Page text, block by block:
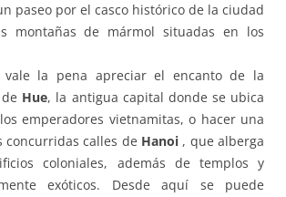
paseo por el casco histórico de la ciudad
montañas de mármol situadas en los
vale la pena apreciar el encanto de la
Hue, la antigua capital donde se ubica
emperadores vietnamitas, o hacer una
concurridas calles de Hanoi , que alberga
coloniales, además de templos y
exóticos. Desde aquí se puede